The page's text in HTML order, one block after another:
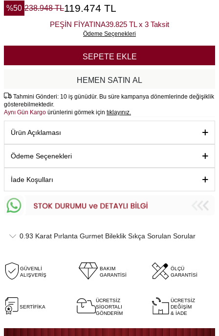
%50 238.948TL119.474 TL
PEŞİN FİYATINA39.825 TL x 3 Taksit
Ödeme Seçenekleri
SEPETE EKLE
HEMEN SATIN AL
Tahmini Gönderi: 10 iş günüdür. Bu süre kampanya dönemlerinde değişiklik
gösterebilmektedir.
Aynı Gün Kargo ürünlerini görmek için tıklayınız.
Ürün Açıklaması
Ödeme Seçenekleri
İade Koşulları
0.93 Karat Pırlanta Gurmet Bileklik Sıkça Sorulan Sorular
GÜVENLİ
ALIŞVERİŞ
BAKIM
GARANTİSİ
ÖLÇÜ
GARANTİSİ
SERTİFİKA
ÜCRETSİZ
SİGORTALI
GÖNDERİM
ÜCRETSİZ
DEĞİŞİM
& İADE